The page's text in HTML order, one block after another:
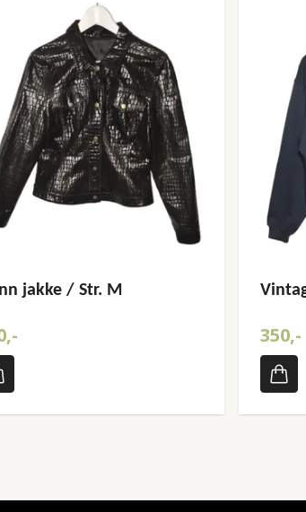
jakke / Str. M
350,-